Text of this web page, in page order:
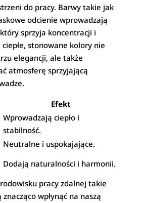
do pracy. Barwy takie jak
odcienie wprowadzają
sprzyja koncentracji i
stonowane kolory nie
elegancji, ale także
atmosferę sprzyjającą
Efekt
Wprowadzają ciepło i
stabilność.
Neutralne i uspokajające.
Dodają naturalności i harmonii.
pracy zdalnej takie
wpłynąć na naszą